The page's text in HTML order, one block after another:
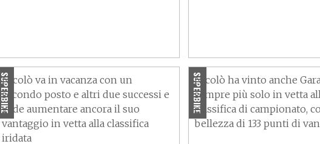
SUPERBIKE
lavoro non è ancora finito”
Nicolò va in vacanza con un
secondo posto e altri due successi e
vede aumentare ancora il suo
vantaggio in vetta alla classifica
iridata
SUPERBIKE
costruttori Ducati
Nicolò ha vinto anche
sempre più solo in vetta
classifica di campionato,
bellezza di 133 punti di